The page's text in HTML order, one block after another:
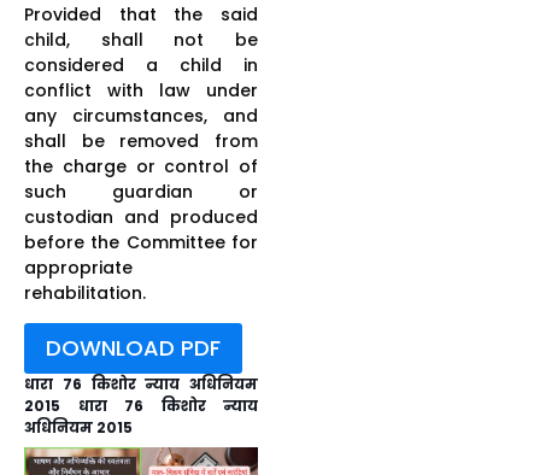
Provided that the said
child, shall not be
considered a child in
conflict with law under
any circumstances, and
shall be removed from
the charge or control of
such guardian or
custodian and produced
before the Committee for
appropriate
rehabilitation.
DOWNLOAD PDF
धारा 76 किशोर न्याय अधिनियम
2015 धारा 76 किशोर न्याय
अधिनियम 2015